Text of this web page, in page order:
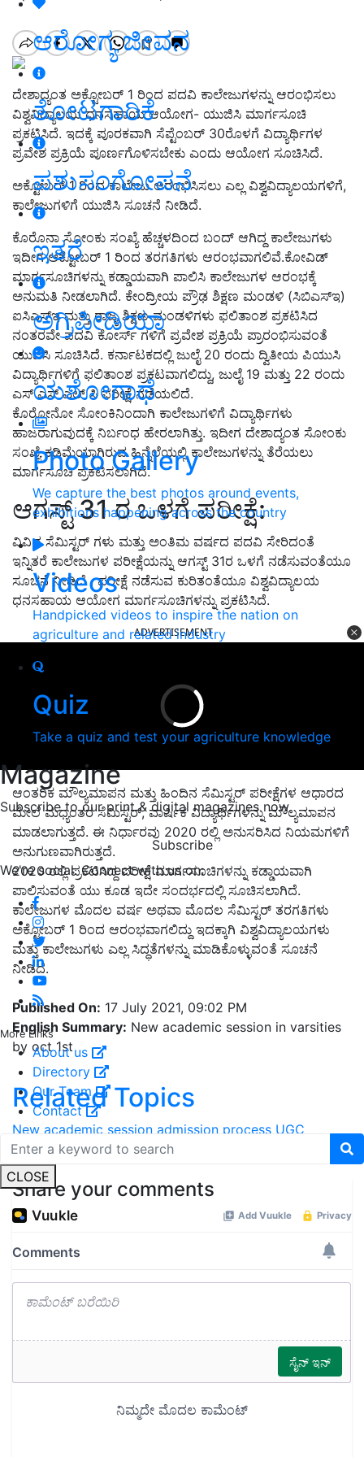
ಆರೋಗ್ಯ ಜೀವನ
ತೋಟಗಾರಿಕೆ
ಪಶುಸಂಗೋಪನೆ
ಇತರೆ
ಅಗ್ರಿಪೀಡಿಯಾ
ಯಶೋಗಾಥೆ
Photo Gallery
We capture the best photos around events,
exhibitions happening across the country
Videos
Handpicked videos to inspire the nation on
agriculture and related industry
Quiz
Take a quiz and test your agriculture knowledge
Magazine
Subscribe to our print & digital magazines now
Subscribe
We're social. Connect with us on:
More Links
About us
Directory
Our Team
Contact
CLOSE
ದೇಶಾದ್ಯಂತ ಅಕ್ಟೋಬರ್ 1 ರಿಂದ ಪದವಿ ಕಾಲೇಜುಗಳನ್ನು ಆರಂಭಿಸಲು
ವಿಶ್ವವಿದ್ಯಾಲಯ ಧನಸಹಾಯ ಆಯೋಗ- ಯುಜಿಸಿ ಮಾರ್ಗಸೂಚಿ
ಪ್ರಕಟಿಸಿದೆ. ಇದಕ್ಕೆ ಪೂರಕವಾಗಿ ಸೆಪ್ಟೆಂಬರ್ 30ರೊಳಗೆ ವಿದ್ಯಾರ್ಥಿಗಳ
ಪ್ರವೇಶ ಪ್ರಕ್ರಿಯೆ ಪೂರ್ಣಗೊಳಿಸಬೇಕು ಎಂದು ಆಯೋಗ ಸೂಚಿಸಿದೆ.
ಅಕ್ಟೋಬರ್ 1 ರಿಂದ ಕಾಲೇಜು ಆರಂಭಿಸಿಸಲು ಎಲ್ಲ ವಿಶ್ವವಿದ್ಯಾಲಯಗಳಿಗೆ,
ಕಾಲೇಜುಗಳಿಗೆ ಯುಜಿಸಿ ಸೂಚನೆ ನೀಡಿದೆ.
ಕೊರೊನಾ ಸೋಂಕು ಸಂಖ್ಯೆ ಹೆಚ್ಚಳದಿಂದ ಬಂದ್ ಆಗಿದ್ದ ಕಾಲೇಜುಗಳು
ಇದೀಗ ಅಕ್ಟೋಬರ್ 1 ರಿಂದ ತರಗತಿಗಳು ಆರಂಭವಾಗಲಿವೆ.ಕೋವಿಡ್
ಮಾರ್ಗಸೂಚಿಗಳನ್ನು ಕಡ್ಡಾಯವಾಗಿ ಪಾಲಿಸಿ ಕಾಲೇಜುಗಳ ಆರಂಭಕ್ಕೆ
ಅನುಮತಿ ನೀಡಲಾಗಿದೆ. ಕೇಂದ್ರೀಯ ಪ್ರೌಢ ಶಿಕ್ಷಣ ಮಂಡಳಿ (ಸಿಬಿಎಸ್ಇ)
ಐಸಿಎಸ್ಇ ಮತ್ತು ರಾಜ್ಯ ಶಿಕ್ಷಣ ಮಂಡಳಿಗಳು ಫಲಿತಾಂಶ ಪ್ರಕಟಿಸಿದ
ನಂತರವೇ ಪದವಿ ಕೋರ್ಸ್ ಗಳಿಗೆ ಪ್ರವೇಶ ಪ್ರಕ್ರಿಯೆ ಪ್ರಾರಂಭಿಸುವಂತೆ
ಯುಜಿಸಿ ಸೂಚಿಸಿದೆ. ಕರ್ನಾಟಕದಲ್ಲಿ ಜುಲೈ 20 ರಂದು ದ್ವಿತೀಯ ಪಿಯುಸಿ
ವಿದ್ಯಾರ್ಥಿಗಳಿಗೆ ಫಲಿತಾಂಶ ಪ್ರಕಟವಾಗಲಿದ್ದು, ಜುಲೈ 19 ಮತ್ತು 22 ರಂದು
ಎಸ್ ಎಸ್ ಎಲ್ ಸಿ ಪರೀಕ್ಷೆ ನಡೆಯಲಿದೆ.
ಕೊರೋನೋ ಸೋಂಕಿನಿಂದಾಗಿ ಕಾಲೇಜುಗಳಿಗೆ ವಿದ್ಯಾರ್ಥಿಗಳು
ಹಾಜರಾಗುವುದಕ್ಕೆ ನಿರ್ಬಂಧ ಹೇರಲಾಗಿತ್ತು. ಇದೀಗ ದೇಶಾದ್ಯಂತ ಸೋಂಕು
ಸಂಖ್ಯೆ ಕಡಿಮೆಯಾಗಿರುವ ಹಿನ್ನೆಲೆಯಲ್ಲಿ ಕಾಲೇಜುಗಳನ್ನು ತೆರೆಯಲು
ಮಾರ್ಗಸೂಚಿ ಪ್ರಕಟಿಸಲಾಗಿದೆ.
ಆಗಸ್ಟ್ 31 ರ ಒಳಗೆ ಪರೀಕ್ಷೆ:
ವಿವಿಧ ಸೆಮಿಸ್ಟರ್ ಗಳು ಮತ್ತು ಅಂತಿಮ ವರ್ಷದ ಪದವಿ ಸೇರಿದಂತೆ
ಇನ್ನಿತರೆ ಕಾಲೇಜುಗಳ ಪರೀಕ್ಷೆಯನ್ನು ಆಗಸ್ಟ್ 31ರ ಒಳಗೆ ನಡೆಸುವಂತೆಯೂ
ಸೂಚನೆ ನೀಡಿದೆ . ಪರೀಕ್ಷೆ ನಡೆಸುವ ಕುರಿತಂತೆಯೂ ವಿಶ್ವವಿದ್ಯಾಲಯ
ಧನಸಹಾಯ ಆಯೋಗ ಮಾರ್ಗಸೂಚಿಗಳನ್ನು ಪ್ರಕಟಿಸಿದೆ.
ADVERTISEMENT
ಆಂತರಿಕ ಮೌಲ್ಯಮಾಪನ ಮತ್ತು ಹಿಂದಿನ ಸೆಮಿಸ್ಟರ್ ಪರೀಕ್ಷೆಗಳ ಆಧಾರದ
ಮೇಲೆ ಮಧ್ಯಂತರ ಸೆಮಿಸ್ಟರ್, ವಾರ್ಷಿಕ ವಿದ್ಯಾರ್ಥಿಗಳನ್ನು ಮೌಲ್ಯಮಾಪನ
ಮಾಡಲಾಗುತ್ತದೆ. ಈ ನಿರ್ಧಾರವು 2020 ರಲ್ಲಿ ಅನುಸರಿಸಿದ ನಿಯಮಗಳಿಗೆ
ಅನುಗುಣವಾಗಿರುತ್ತದೆ.
2020 ರಲ್ಲಿ ಪ್ರಕಟಿಸಿದ್ದ ಪರೀಕ್ಷೆ ಮಾರ್ಗಸೂಚಿಗಳನ್ನು ಕಡ್ಡಾಯವಾಗಿ
ಪಾಲಿಸುವಂತೆ ಯು ಕೂಡ ಇದೇ ಸಂದರ್ಭದಲ್ಲಿ ಸೂಚಿಸಲಾಗಿದೆ.
ಕಾಲೇಜುಗಳ ಮೊದಲ ವರ್ಷ ಅಥವಾ ಮೊದಲ ಸೆಮಿಸ್ಟರ್ ತರಗತಿಗಳು
ಅಕ್ಟೋಬರ್ 1 ರಿಂದ ಆರಂಭವಾಗಲಿದ್ದು ಇದಕ್ಕಾಗಿ ವಿಶ್ವವಿದ್ಯಾಲಯಗಳು
ಮತ್ತು ಕಾಲೇಜುಗಳು ಎಲ್ಲ ಸಿದ್ಧತೆಗಳನ್ನು ಮಾಡಿಕೊಳ್ಳುವಂತೆ ಸೂಚನೆ
ನೀಡಿದೆ.
Published On: 17 July 2021, 09:02 PM
English Summary: New academic session in varsities
by oct 1st
Related Topics
New academic session admission process UGC
University grants commission
Share your comments